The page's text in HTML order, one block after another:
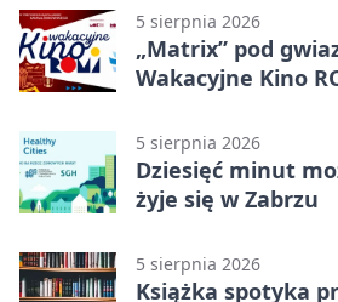
5 sierpnia 2026
„Matrix” pod
Wakacyjne Kino
5 sierpnia 2026
Dziesięć minut
żyje się w Zabrzu
5 sierpnia 2026
Książka spotyka